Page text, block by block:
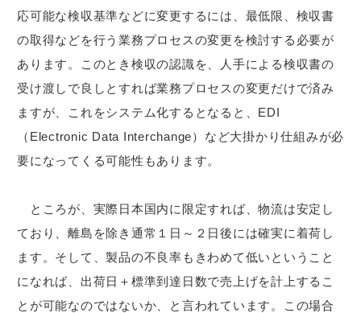
応可能な検収基準などに変更するには、最低限、検収書
の取得などを行う業務プロセスの変更を検討する必要が
あります。このとき検収の認識を、人手による検収書の
受け渡しで良しとすれば業務プロセスの変更だけで済み
ますが、これをシステム化するとなると、EDI
（Electronic Data Interchange）など大掛かり仕組みが必
要になってくる可能性もあります。
ところが、実際日本国内に限定すれば、物流は安定し
ており、離島を除き通常１日～２日後には確実に着荷し
ます。そして、製品の不良率もきわめて低いということ
になれば、出荷日＋標準到達日数で売上げを計上するこ
とが可能なのではないか、と言われています。この場合